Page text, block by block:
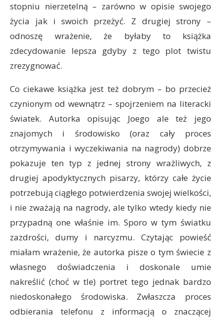
stopniu nierzetelną – zarówno w opisie swojego
życia jak i swoich przeżyć. Z drugiej strony –
odnoszę wrażenie, że byłaby to książka
zdecydowanie lepsza gdyby z tego plot twistu
zrezygnować.
Co ciekawe książka jest też dobrym – bo przecież
czynionym od wewnątrz – spojrzeniem na literacki
światek. Autorka opisując Joego ale też jego
znajomych i środowisko (oraz cały proces
otrzymywania i wyczekiwania na nagrody) dobrze
pokazuje ten typ z jednej strony wrażliwych, z
drugiej apodyktycznych pisarzy, którzy całe życie
potrzebują ciągłego potwierdzenia swojej wielkości,
i nie zważają na nagrody, ale tylko wtedy kiedy nie
przypadną one właśnie im. Sporo w tym światku
zazdrości, dumy i narcyzmu. Czytając powieść
miałam wrażenie, że autorka pisze o tym świecie z
własnego doświadczenia i doskonale umie
nakreślić (choć w tle) portret tego jednak bardzo
niedoskonałego środowiska. Zwłaszcza proces
odbierania telefonu z informacją o znaczącej